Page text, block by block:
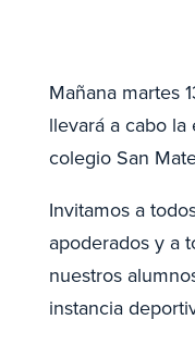
Mañana martes
llevará a cabo
colegio San
Invitamos a
apoderados y a
nuestros
instancia